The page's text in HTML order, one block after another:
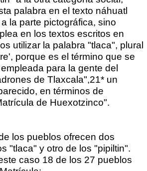
palabra en el texto náhuatl
la parte pictográfica, sino
en los textos escritos en
utilizar la palabra "tlaca", plural
porque es el término que se
para la gente del
de Tlaxcala",21* un
en términos de
de Huexotzinco".
los pueblos ofrecen dos
"tlaca" y otro de los "pipiltin".
caso 18 de los 27 pueblos